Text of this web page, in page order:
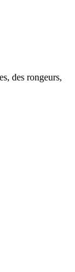
des rongeurs,